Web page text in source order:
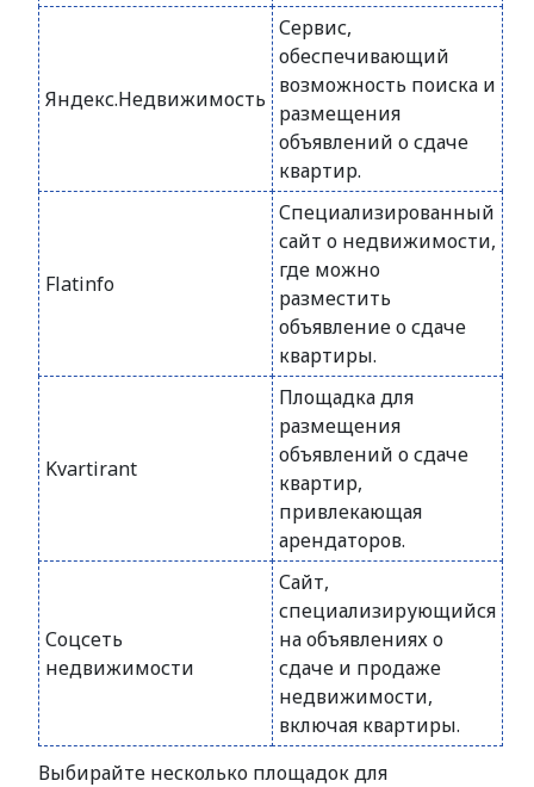
Яндекс.Недвижимость
Сервис,
обеспечивающий
возможность поиска и
размещения
объявлений о сдаче
квартир.
Flatinfo
Специализированный
сайт о недвижимости,
где можно
разместить
объявление о сдаче
квартиры.
Kvartirant
Площадка для
размещения
объявлений о сдаче
квартир,
привлекающая
арендаторов.
Соцсеть
недвижимости
Сайт,
специализирующийся
на объявлениях о
сдаче и продаже
недвижимости,
включая квартиры.
Выбирайте несколько площадок для